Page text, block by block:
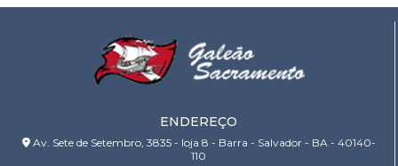
ENDEREÇO
Av. Sete de Setembro, 3835 - loja 8 - Barra - Salvador - BA - 40140-
110